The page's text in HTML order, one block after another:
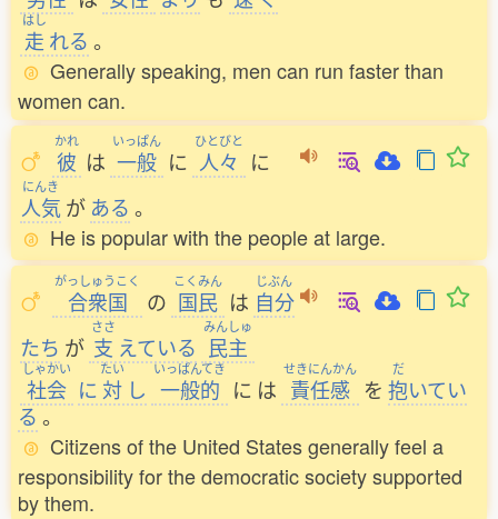
はし
走 れる 。
Generally speaking, men can run faster than
women can.
かれ
彼 は
いっぱん
一般 に
ひとびと
人々 に
にんき
人気 が ある 。
He is popular with the people at large.
がっしゅうこく
合衆国 の
こくみん
国民 は
じぶん
自分
たち が
ささ
支 えている
みんしゅ
民主
しゃかい
社会 に
たい
対 し
いっぱんてき
一般的 に は
せきにんかん
責任感 を
だ
抱いてい
る 。
Citizens of the United States generally feel a
responsibility for the democratic society supported
by them.